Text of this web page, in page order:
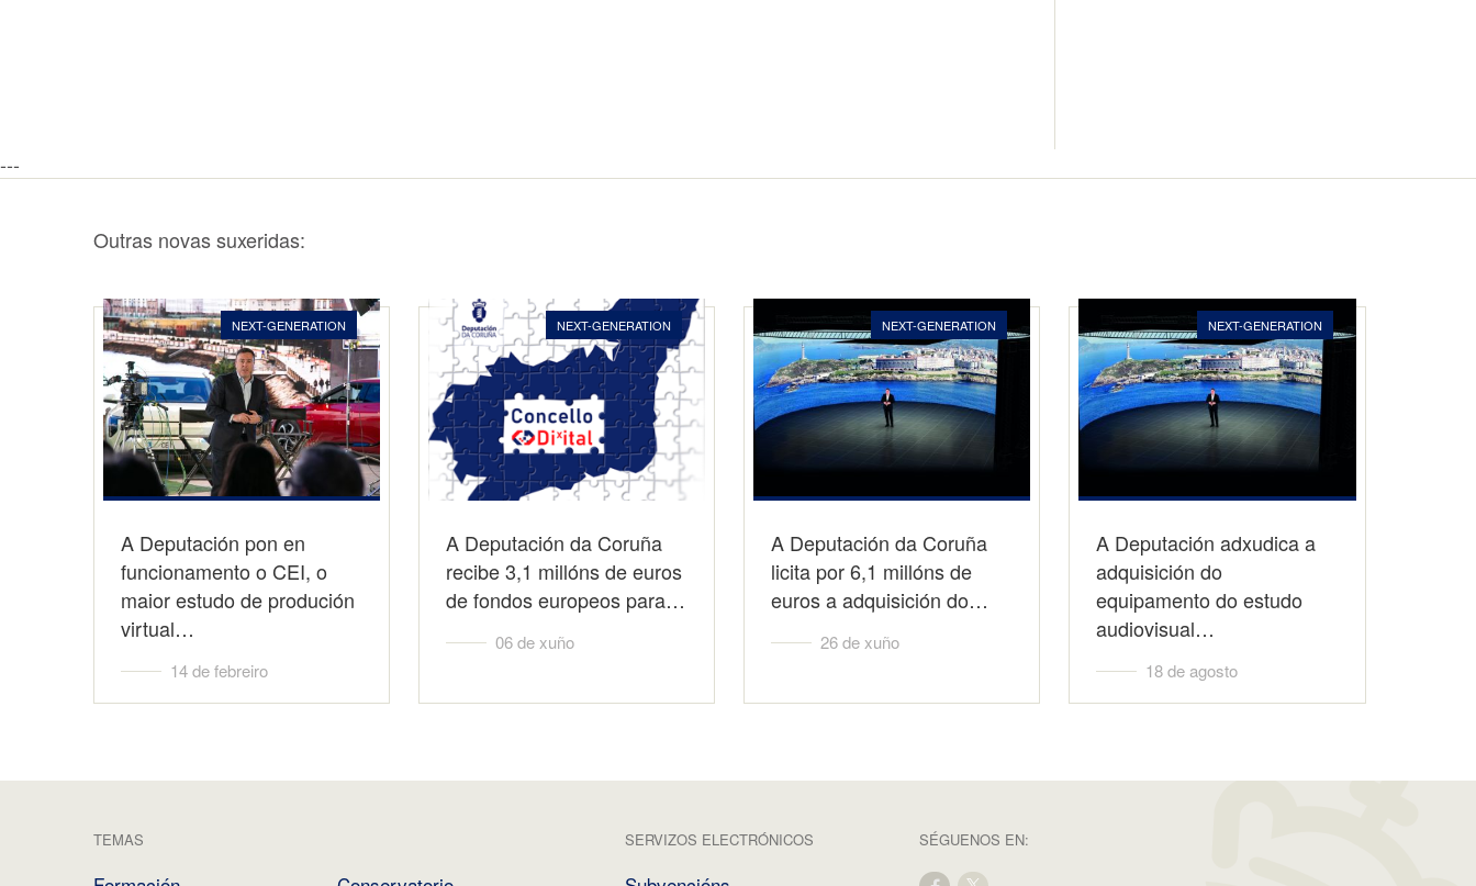
---
Outras novas suxeridas:
NEXT-GENERATION
A Deputación pon en
funcionamento o CEI, o
maior estudo de produción
virtual…
14 de febreiro
NEXT-GENERATION
A Deputación da Coruña
recibe 3,1 millóns de euros
de fondos europeos para…
06 de xuño
NEXT-GENERATION
A Deputación da Coruña
licita por 6,1 millóns de
euros a adquisición do…
26 de xuño
NEXT-GENERATION
A Deputación adxudica a
adquisición do
equipamento do estudo
audiovisual…
18 de agosto
TEMAS SERVIZOS ELECTRÓNICOS SÉGUENOS EN: